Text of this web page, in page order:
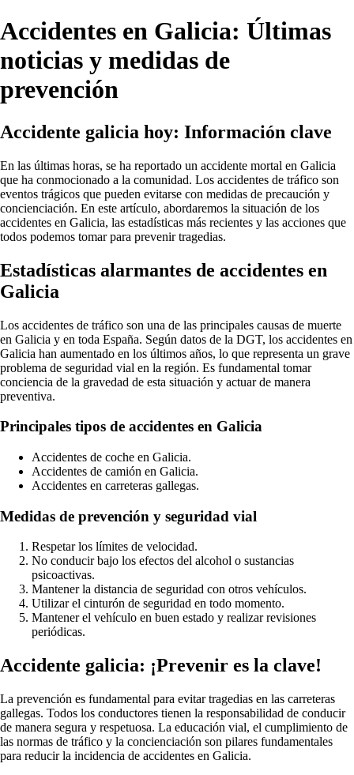
Accidentes en Galicia: Últimas
noticias y medidas de
prevención
Accidente galicia hoy: Información clave
En las últimas horas, se ha reportado un accidente mortal en Galicia
que ha conmocionado a la comunidad. Los accidentes de tráfico son
eventos trágicos que pueden evitarse con medidas de precaución y
concienciación. En este artículo, abordaremos la situación de los
accidentes en Galicia, las estadísticas más recientes y las acciones que
todos podemos tomar para prevenir tragedias.
Estadísticas alarmantes de accidentes en
Galicia
Los accidentes de tráfico son una de las principales causas de muerte
en Galicia y en toda España. Según datos de la DGT, los accidentes en
Galicia han aumentado en los últimos años, lo que representa un grave
problema de seguridad vial en la región. Es fundamental tomar
conciencia de la gravedad de esta situación y actuar de manera
preventiva.
Principales tipos de accidentes en Galicia
Accidentes de coche en Galicia.
Accidentes de camión en Galicia.
Accidentes en carreteras gallegas.
Medidas de prevención y seguridad vial
Respetar los límites de velocidad.
No conducir bajo los efectos del alcohol o sustancias
psicoactivas.
Mantener la distancia de seguridad con otros vehículos.
Utilizar el cinturón de seguridad en todo momento.
Mantener el vehículo en buen estado y realizar revisiones
periódicas.
Accidente galicia: ¡Prevenir es la clave!
La prevención es fundamental para evitar tragedias en las carreteras
gallegas. Todos los conductores tienen la responsabilidad de conducir
de manera segura y respetuosa. La educación vial, el cumplimiento de
las normas de tráfico y la concienciación son pilares fundamentales
para reducir la incidencia de accidentes en Galicia.